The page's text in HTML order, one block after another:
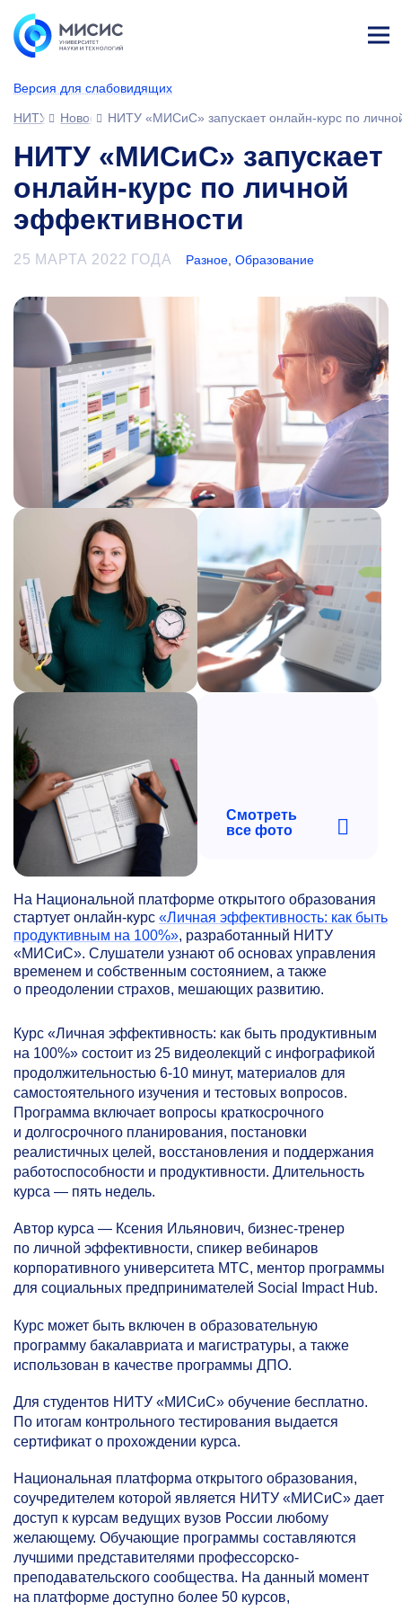
Версия для слабовидящих
ине
НИТУ МИСИС
НовостиНИТУ «МИСиС» запускает онлайн-курс по
НИТУ «МИСиС» запускает
онлайн-курс по личной
эффективности
25 МАРТА 2022 ГОДА Разное ,Образование
Смотреть
все фото
На Национальной платформе открытого образования
стартует онлайн-курс «Личная эффективность: как быть
продуктивным на 100%», разработанный НИТУ
«МИСиС». Слушатели узнают об основах управления
временем и собственным состоянием, а также
о преодолении страхов, мешающих развитию.
Курс «Личная эффективность: как быть продуктивным
на 100%» состоит из 25 видеолекций с инфографикой
продолжительностью 6-10 минут, материалов для
самостоятельного изучения и тестовых вопросов.
Программа включает вопросы краткосрочного
и долгосрочного планирования, постановки
реалистичных целей, восстановления и поддержания
работоспособности и продуктивности. Длительность
курса — пять недель.
Автор курса — Ксения Ильянович, бизнес-тренер
по личной эффективности, спикер вебинаров
корпоративного университета МТС, ментор программы
для социальных предпринимателей Social Impact Hub.
Курс может быть включен в образовательную
программу бакалавриата и магистратуры, а также
использован в качестве программы ДПО.
Для студентов НИТУ «МИСиС» обучение бесплатно.
По итогам контрольного тестирования выдается
сертификат о прохождении курса.
Национальная платформа открытого образования,
соучредителем которой является НИТУ «МИСиС» дает
доступ к курсам ведущих вузов России любому
желающему. Обучающие программы составляются
лучшими представителями профессорско-
преподавательского сообщества. На данный момент
на платформе доступно более 50 курсов,